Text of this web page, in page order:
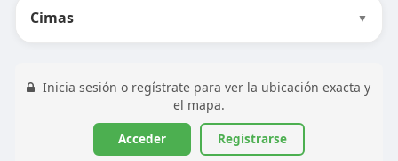
Cimas ▼
Inicia sesión o regístrate para ver la ubicación exacta y
el mapa.
Acceder Registrarse